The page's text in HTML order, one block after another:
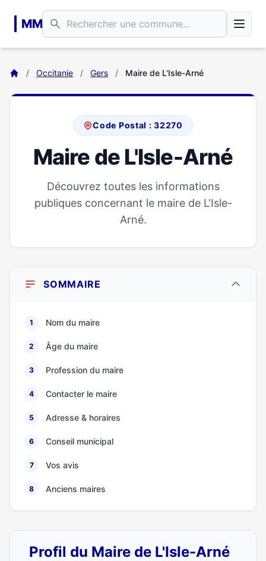
MM
/ Occitanie / Gers / Maire de L'Isle-Arné
Code Postal : 32270
Maire de L'Isle-Arné
Découvrez toutes les informations
publiques concernant le maire de L'Isle-
Arné.
SOMMAIRE
1 Nom du maire
2 Âge du maire
3 Profession du maire
4 Contacter le maire
5 Adresse & horaires
6 Conseil municipal
7 Vos avis
8 Anciens maires
Profil du Maire de L'Isle-Arné